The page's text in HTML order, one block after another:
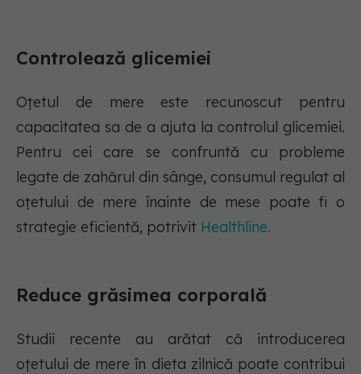
Controlează glicemiei
Oțetul de mere este recunoscut pentru
capacitatea sa de a ajuta la controlul glicemiei.
Pentru cei care se confruntă cu probleme
legate de zahărul din sânge, consumul regulat al
oțetului de mere înainte de mese poate fi o
strategie eficientă, potrivit Healthline.
Reduce grăsimea corporală
Studii recente au arătat că introducerea
oțetului de mere în dieta zilnică poate contribui